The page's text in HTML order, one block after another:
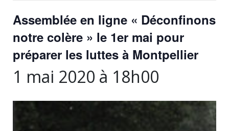
Assemblée en ligne « Déconfinons
notre colère » le 1er mai pour
préparer les luttes à Montpellier
1 mai 2020 à 18h00